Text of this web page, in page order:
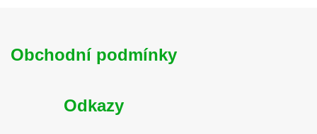
Obchodní podmínky
Odkazy